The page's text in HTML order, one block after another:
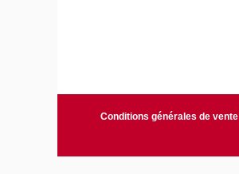
Conditions générales de vente